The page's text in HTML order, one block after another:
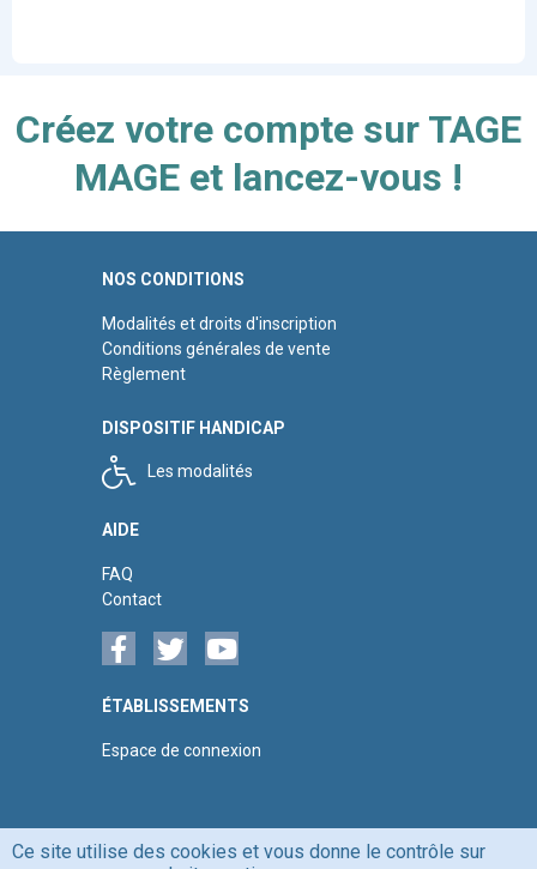
Créez votre compte sur TAGE
MAGE et lancez-vous !
NOS CONDITIONS
Modalités et droits d'inscription
Conditions générales de vente
Règlement
DISPOSITIF HANDICAP
Les modalités
AIDE
FAQ
Contact
ÉTABLISSEMENTS
Espace de connexion
MENTIONS LÉGALES
Ce site utilise des cookies et vous donne le contrôle sur